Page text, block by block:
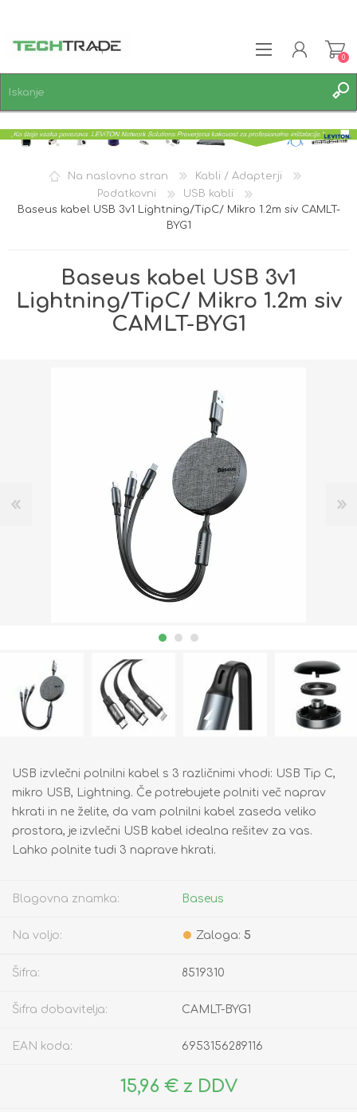
PRIJAVA
0
Na naslovno stran
Kabli / Adapterji
Podatkovni
USB kabli
Baseus kabel USB 3v1 Lightning/TipC/ Mikro 1.2m siv CAMLT-
BYG1
Baseus kabel USB 3v1
Lightning/TipC/ Mikro 1.2m siv
CAMLT-BYG1
USB izvlečni polnilni kabel s 3 različnimi vhodi: USB Tip C,
mikro USB, Lightning. Če potrebujete polniti več naprav
hkrati in ne želite, da vam polnilni kabel zaseda veliko
prostora, je izvlečni USB kabel idealna rešitev za vas.
Lahko polnite tudi 3 naprave hkrati.
Blagovna znamka: Baseus
Na voljo: Zaloga: 5
Šifra: 8519310
Šifra dobavitelja: CAMLT-BYG1
EAN koda: 6953156289116
15,96 € z DDV